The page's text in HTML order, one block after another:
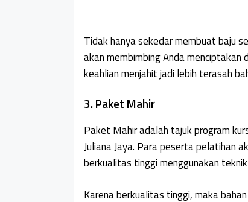
Tidak hanya sekedar membuat baju
akan membimbing Anda menciptakan
keahlian menjahit jadi lebih terasah
3. Paket Mahir
Paket Mahir adalah tajuk program
Juliana Jaya. Para peserta pelatihan
berkualitas tinggi menggunakan teknik
Karena berkualitas tinggi, maka